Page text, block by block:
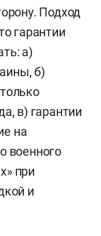
Подход
гарантии
а)
б)
в) гарантии
на
военного
при
и